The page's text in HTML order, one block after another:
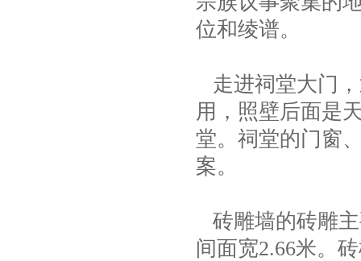
位和绫谱。
走进祠堂大门
用，照壁后面是
堂。祠堂的门窗
案。
砖雕墙的砖雕
间面宽2.66米。